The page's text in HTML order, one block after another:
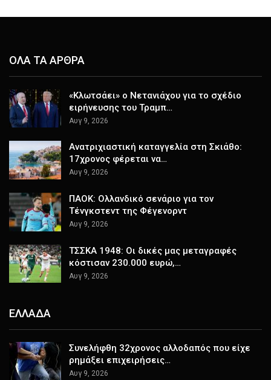
ΟΛΑ ΤΑ ΑΡΘΡΑ
«Κλωτσάει» ο Νετανιάχου για το σχέδιο
ειρήνευσης του Τραμπ…
Αυγ 9, 2026
Ανατριχιαστική καταγγελία στη Σκιάθο:
17χρονος φέρεται να…
Αυγ 9, 2026
ΠΑΟΚ: Ολλανδικό σενάριο για τον
Τένγκστεντ της Φέγενορντ
Αυγ 9, 2026
ΤΣΣΚΑ 1948: Οι δικές μας μεταγραφές
κόστισαν 230.000 ευρώ,…
Αυγ 9, 2026
ΕΛΛΑΔΑ
Συνελήφθη 32χρονος αλλοδαπός που είχε
ρημάξει επιχειρήσεις…
Αυγ 9, 2026